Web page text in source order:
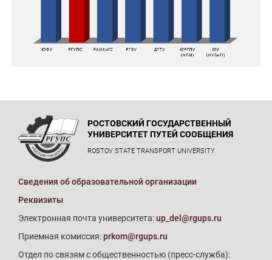
РОСТОВСКИЙ ГОСУДАРСТВЕННЫЙ
УНИВЕРСИТЕТ ПУТЕЙ СООБЩЕНИЯ
ROSTOV STATE TRANSPORT UNIVERSITY
Сведения об образовательной организации
Реквизиты
Электронная почта университета:up_del@rgups.ru
Приемная комиссия:prkom@rgups.ru
Отдел по связям с общественностью (пресс-служба):